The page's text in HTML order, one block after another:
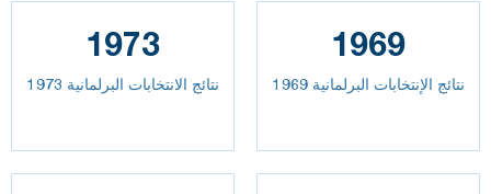
1973
نتائج الانتخابات البرلمانية 1973
1969
نتائج الإنتخابات البرلمانية 1969